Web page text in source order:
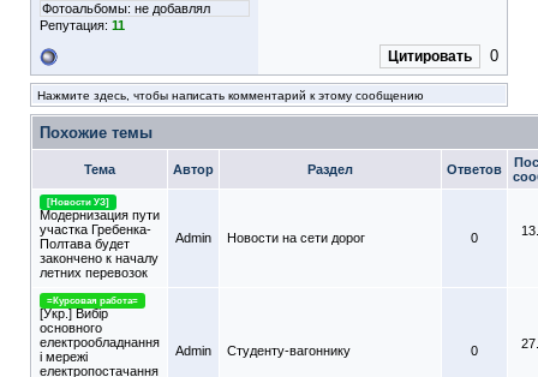
Фотоальбомы: не добавлял
Репутация: 11
Цитировать 0
Нажмите здесь, чтобы написать комментарий к этому сообщению
Похожие темы
Тема Автор Раздел Ответов
[Новости УЗ]
Модернизация пути
участка Гребенка-
Полтава будет
закончено к началу
летних перевозок
Admin Новости на сети дорог 0
=Курсовая работа=
[Укр.] Вибір
основного
електрообладнання
і мережі
електропостачання
Admin Студенту-вагоннику 0